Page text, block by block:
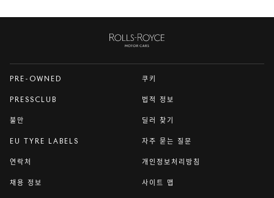
PRE-OWNED 쿠키
PRESSCLUB 법적 정보
불만 딜러 찾기
EU TYRE LABELS 자주 묻는 질문
연락처 개인정보처리방침
채용 정보 사이트 맵